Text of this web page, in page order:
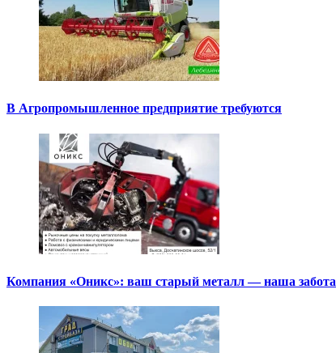
В Агропромышленное предприятие требуются
Компания «Оникс»: ваш старый металл — наша забота